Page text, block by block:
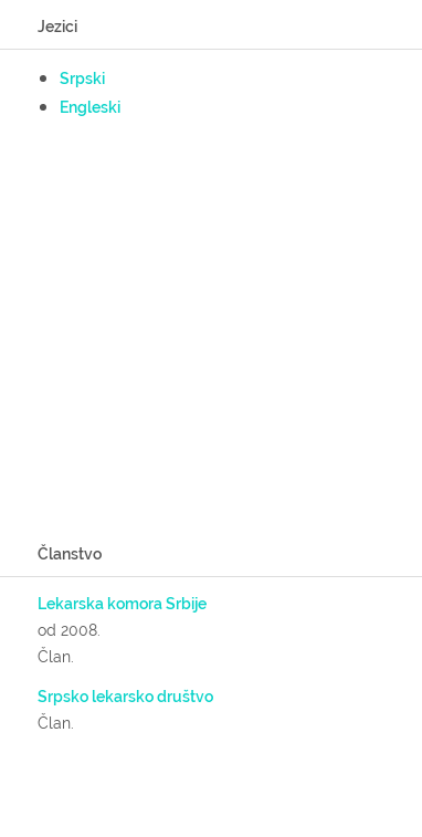
Jezici
Srpski
Engleski
Članstvo
Lekarska komora Srbije
od 2008.
Član.
Srpsko lekarsko društvo
Član.